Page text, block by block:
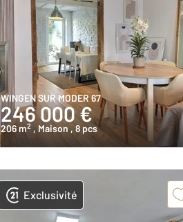
WINGEN SUR MODER 67
246 000 €
206 m2 , Maison , 8 pcs
Exclusivité